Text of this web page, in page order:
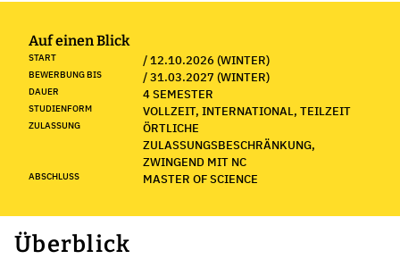
Auf einen Blick
START / 12.10.2026 (WINTER)
BEWERBUNG BIS / 31.03.2027 (WINTER)
DAUER 4 SEMESTER
STUDIENFORM VOLLZEIT, INTERNATIONAL, TEILZEIT
ZULASSUNG
ÖRTLICHE
ZULASSUNGSBESCHRÄNKUNG,
ZWINGEND MIT NC
ABSCHLUSS MASTER OF SCIENCE
Überblick